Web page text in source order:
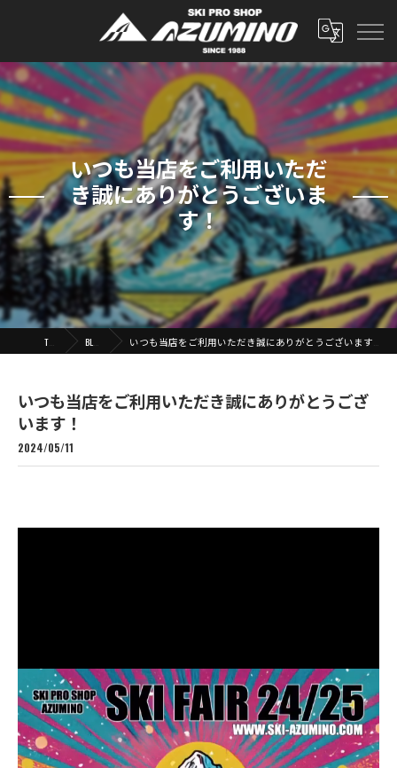
いつも当店をご利用いただ
き誠にありがとうございま
す！
BLOG いつも当店をご利用いただき誠にありがとうございます！
いつも当店をご利用いただき誠にありがとうござ
います！
2024/05/11